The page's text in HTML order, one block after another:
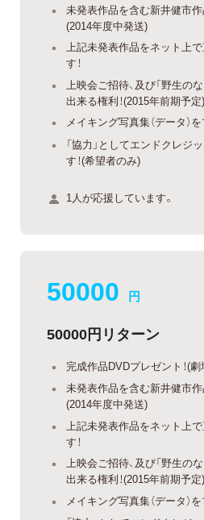
未発表作品を含む新井健市作
(2014年度中発送)
上記未発表作品をネット上
す！
上映会ご招待、及び「野生の
出来る権利！(2015年前期予定)
メイキング写真集（データ）
「協力」としてエンドクレジ
す！(希望者のみ)
1人が応援しています。
50000 円
50000円リターン
完成作品DVDプレゼント！(
未発表作品を含む新井健市作
(2014年度中発送)
上記未発表作品をネット上
す！
上映会ご招待、及び「野生の
出来る権利！(2015年前期予定)
メイキング写真集（データ）